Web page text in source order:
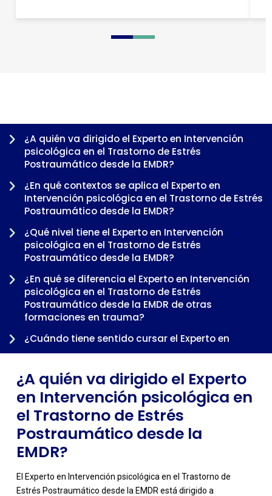
0 1 2 3
¿A quién va dirigido el Experto en Intervención
psicológica en el Trastorno de Estrés
Postraumático desde la EMDR?
¿En qué contextos se aplica el Experto en
Intervención psicológica en el Trastorno de Estrés
Postraumático desde la EMDR?
¿Qué nivel tiene el Experto en Intervención
psicológica en el Trastorno de Estrés
Postraumático desde la EMDR?
¿En qué se diferencia el Experto en Intervención
psicológica en el Trastorno de Estrés
Postraumático desde la EMDR de otras
formaciones en trauma?
¿Cuándo tiene sentido cursar el Experto en
Intervención psicológica en el Trastorno de Estrés
trayectoria profesional?
¿A quién va dirigido el Experto
en Intervención psicológica en
el Trastorno de Estrés
Postraumático desde la
EMDR?
El Experto en Intervención psicológica en el Trastorno de
Estrés Postraumático desde la EMDR está dirigido a